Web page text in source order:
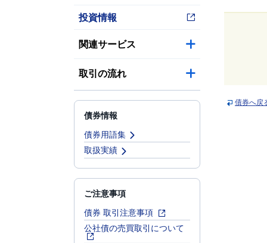
投資情報
関連サービス
取引の流れ
債券情報
債券用語集
取扱実績
ご注意事項
債券 取引注意事項
公社債の売買取引について
債券へ戻